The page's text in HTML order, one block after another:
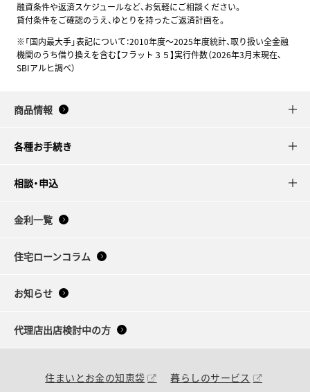
融資条件や返済スケジュールなど、お気軽にご相談ください。
貸付条件をご確認のうえ、ゆとりを持ったご返済計画を。
※「国内最大手」表記について：2010年度～2025年度統計、取り扱い全金融
機関のうち借り換えを含む【フラット３５】実行件数（2026年3月末現在、
SBIアルヒ調べ）
商品情報
各種お手続き
相談・申込
金利一覧
住宅ローンコラム
お知らせ
代理店出店検討中の方
住まいとお金の知恵袋 暮らしのサービス